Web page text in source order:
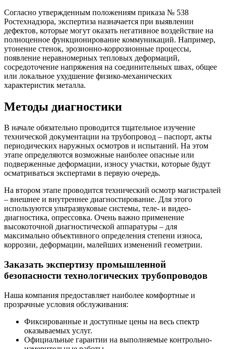
Согласно утвержденным положениям приказа № 538
Ростехнадзора, экспертиза назначается при выявлении
дефектов, которые могут оказать негативное воздействие на
полноценное функционирование коммуникаций. Например,
утонение стенок, эрозионно-коррозионные процессы,
появление неравномерных тепловых деформаций,
сосредоточение напряжения на соединительных швах, общее
или локальное ухудшение физико-механических
характеристик металла.
Методы диагностики
В начале обязательно проводится тщательное изучение
технической документации на трубопровод – паспорт, акты
периодических наружных осмотров и испытаний. На этом
этапе определяются возможные наиболее опасные или
подверженные деформации, износу участки, которые будут
осматриваться экспертами в первую очередь.
На втором этапе проводится технический осмотр магистралей
– внешнее и внутреннее диагностирование. Для этого
используются ультразвуковые системы, теле- и видео-
диагностика, опрессовка. Очень важно применение
высокоточной диагностической аппаратуры – для
максимально объективного определения степени износа,
коррозии, деформации, малейших изменений геометрии.
Заказать экспертизу промышленной
безопасности технологических трубопроводов
Наша компания предоставляет наиболее комфортные и
прозрачные условия обслуживания:
Фиксированные и доступные цены на весь спектр
оказываемых услуг.
Официальные гарантии на выполняемые контрольно-